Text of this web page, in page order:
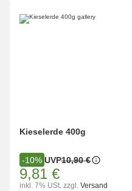
Kieselerde 400g
-10% UVP10,90 €
9,81 €
inkl. 7% USt. zzgl. Versand